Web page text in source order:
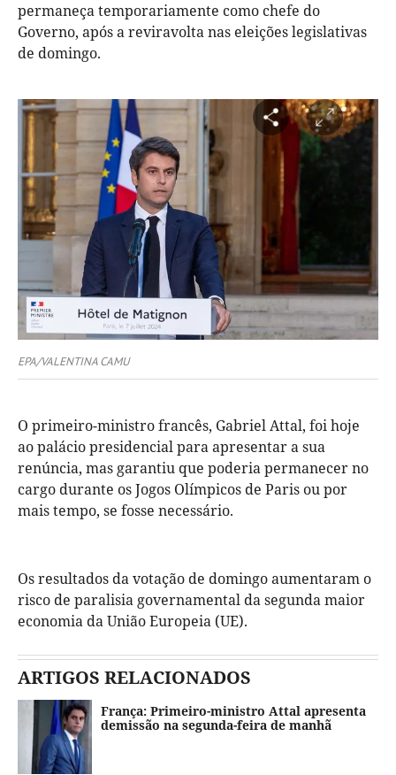
permaneça temporariamente como chefe do
Governo, após a reviravolta nas eleições legislativas
de domingo.
EPA/VALENTINA CAMU
O primeiro-ministro francês, Gabriel Attal, foi hoje
ao palácio presidencial para apresentar a sua
renúncia, mas garantiu que poderia permanecer no
cargo durante os Jogos Olímpicos de Paris ou por
mais tempo, se fosse necessário.
Os resultados da votação de domingo aumentaram o
risco de paralisia governamental da segunda maior
economia da União Europeia (UE).
ARTIGOS RELACIONADOS
França: Primeiro-ministro Attal apresenta
demissão na segunda-feira de manhã